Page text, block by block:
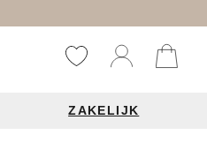
ZAKELIJK